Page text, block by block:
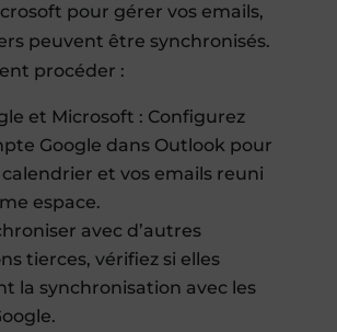
pour gérer vos emails,
peuvent être synchronisés.
procéder :
et Microsoft : Configurez
Google dans Outlook pour
et vos emails reuni
espace.
avec d’autres
tierces, vérifiez si elles
la synchronisation avec les